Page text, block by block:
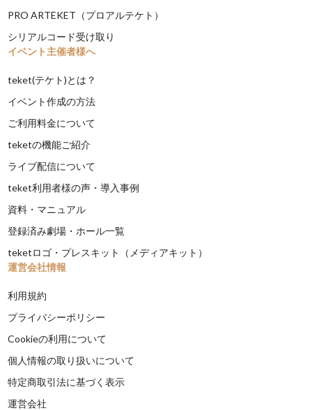
PRO ARTEKET（プロアルテケト）
シリアルコード受け取り
イベント主催者様へ
teket(テケト)とは？
イベント作成の方法
ご利用料金について
teketの機能ご紹介
ライブ配信について
teket利用者様の声・導入事例
資料・マニュアル
登録済み劇場・ホール一覧
teketロゴ・プレスキット（メディアキット）
運営会社情報
利用規約
プライバシーポリシー
Cookieの利用について
個人情報の取り扱いについて
特定商取引法に基づく表示
運営会社